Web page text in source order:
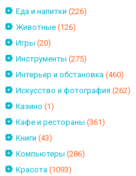
Еда и напитки (226)
Животные (126)
Игры (20)
Инструменты (275)
Интерьер и обстановка (460)
Искусство и фотография (262)
Казино (1)
Кафе и рестораны (361)
Книги (43)
Компьютеры (286)
Красота (1093)